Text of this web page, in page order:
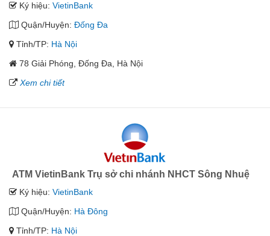
Ký hiệu: VietinBank
Quận/Huyện: Đống Đa
Tỉnh/TP: Hà Nội
78 Giải Phóng, Đống Đa, Hà Nội
Xem chi tiết
ATM VietinBank Trụ sở chi nhánh NHCT Sông Nhuệ
Ký hiệu: VietinBank
Quận/Huyện: Hà Đông
Tỉnh/TP: Hà Nội